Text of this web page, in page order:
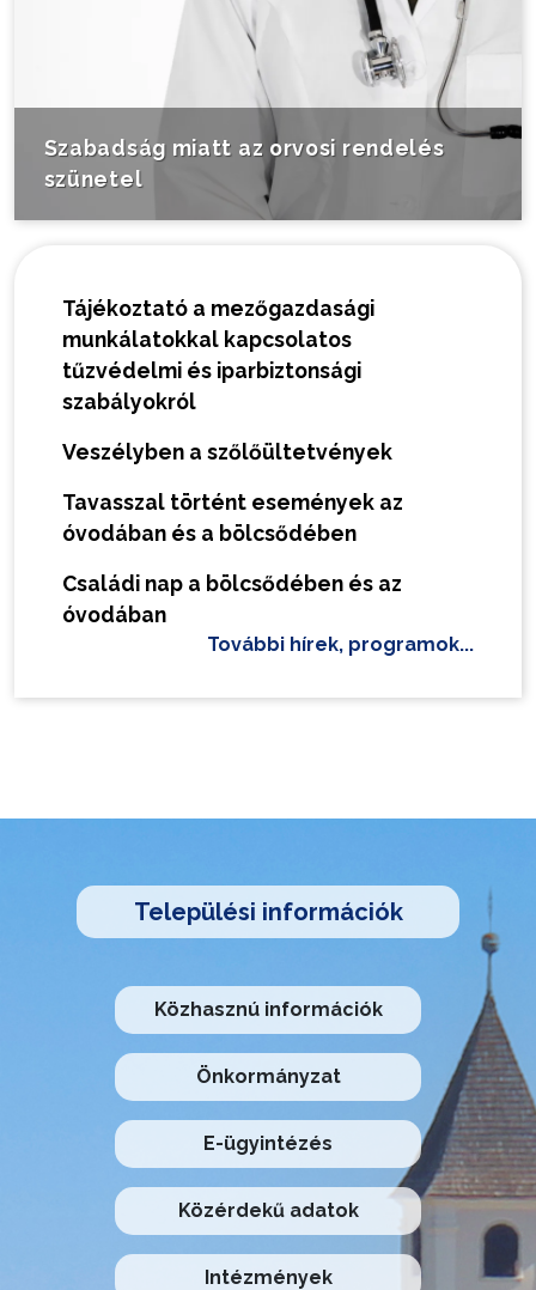
Szabadság miatt az orvosi rendelés
szünetel
Tájékoztató a mezőgazdasági
munkálatokkal kapcsolatos
tűzvédelmi és iparbiztonsági
szabályokról
Veszélyben a szőlőültetvények
Tavasszal történt események az
óvodában és a bölcsődében
Családi nap a bölcsődében és az
óvodában
További hírek, programok...
Települési információk
Közhasznú információk
Önkormányzat
E-ügyintézés
Közérdekű adatok
Intézmények